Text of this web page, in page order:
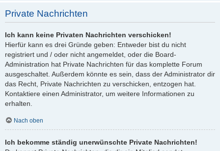
Private Nachrichten
Ich kann keine Privaten Nachrichten verschicken!
Hierfür kann es drei Gründe geben: Entweder bist du nicht
registriert und / oder nicht angemeldet, oder die Board-
Administration hat Private Nachrichten für das komplette Forum
ausgeschaltet. Außerdem könnte es sein, dass der Administrator dir
das Recht, Private Nachrichten zu verschicken, entzogen hat.
Kontaktiere einen Administrator, um weitere Informationen zu
erhalten.
Nach oben
Ich bekomme ständig unerwünschte Private Nachrichten!